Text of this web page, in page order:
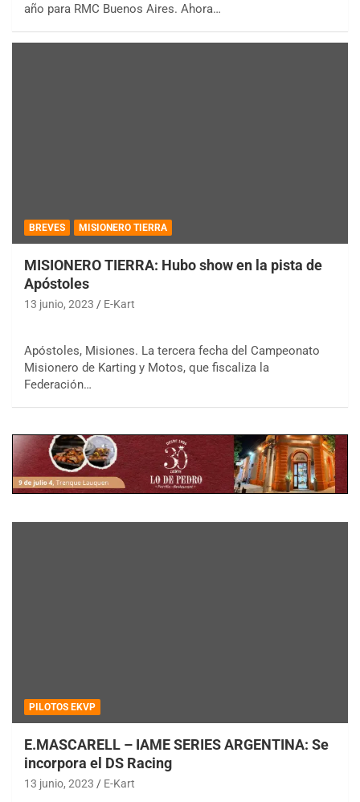
año para RMC Buenos Aires. Ahora…
BREVES MISIONERO TIERRA
MISIONERO TIERRA: Hubo show en la pista de
Apóstoles
13 junio, 2023 E-Kart
Apóstoles, Misiones. La tercera fecha del Campeonato
Misionero de Karting y Motos, que fiscaliza la
Federación…
PILOTOS EKVP
E.MASCARELL – IAME SERIES ARGENTINA: Se
incorpora el DS Racing
13 junio, 2023 E-Kart